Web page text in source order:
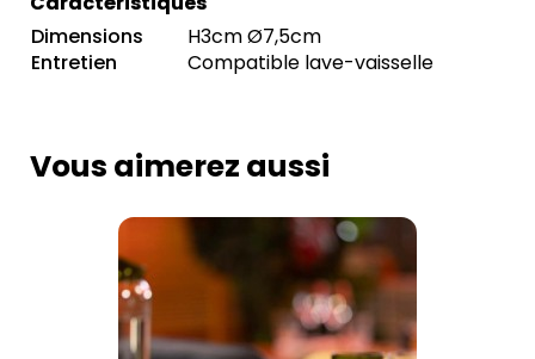
Dimensions
H3cm Ø7,5cm
Entretien
Compatible lave-vaisselle
Vous aimerez aussi